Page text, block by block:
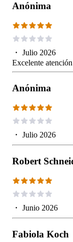
Anónima
・ Julio 2026
Excelente
Anónima
・ Julio 2026
Robert
・ Junio 2026
Fabiola Koch